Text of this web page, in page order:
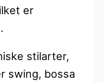
er
stilarter,
swing, bossa